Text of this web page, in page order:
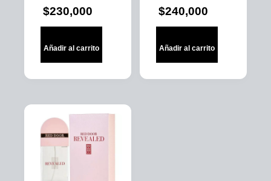
$230,000
Añadir al carrito
$240,000
Añadir al carrito